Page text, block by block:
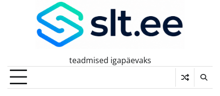
teadmised igapäevaks